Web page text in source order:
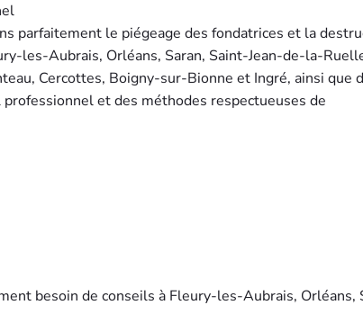
parfaitement le piégeage des fondatrices et la
les-Aubrais, Orléans, Saran, Saint-Jean-de-la-
Cercottes, Boigny-sur-Bionne et Ingré, ainsi que
et des méthodes respectueuses de
besoin de conseils à Fleury-les-Aubrais, Orléans,